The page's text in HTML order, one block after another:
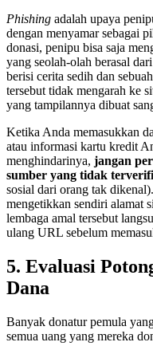
Phishing adalah upaya
dengan menyamar sebagai
donasi, penipu bisa saja
yang seolah-olah berasal
berisi cerita sedih dan
tersebut tidak mengarah ke
yang tampilannya dibuat
Ketika Anda memasukkan
atau informasi kartu kredit
menghindarinya, jangan
sumber yang tidak
sosial dari orang tak
mengetikkan sendiri alamat
lembaga amal tersebut
ulang URL sebelum
5. Evaluasi
Dana
Banyak donatur pemula
semua uang yang mereka